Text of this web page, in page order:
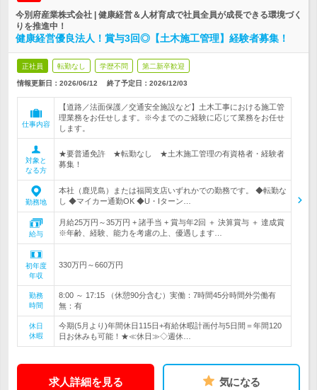
今別府産業株式会社 | 健康経営＆人材育成で社員全員が成長できる環境づく
りを推進中！
健康経営優良法人！賞与3回◎【土木施工管理】経験者募集！
正社員 転勤なし 学歴不問 第二新卒歓迎
情報更新日：2026/06/12 終了予定日： 2026/12/03
仕事内容
【道路／法面保護／交通安全施設など】土木工事における施工管
理業務をお任せします。※今までのご経験に応じて業務をお任せ
します。
対象と
なる方
★要普通免許 ★転勤なし ★土木施工管理の有資格者・経験者
募集！
勤務地
本社（鹿児島）または福岡支店いずれかでの勤務です。 ◆転勤な
し ◆マイカー通勤OK ◆U・Iターン…
給与
月給25万円～35万円 + 諸手当 + 賞与年2回 ＋ 決算賞与 ＋ 達成賞
※年齢、経験、能力を考慮の上、優遇します…
初年度
年収
330万円～660万円
勤務
時間
8:00 ～ 17:15 （休憩90分含む）実働：7時間45分時間外労働有
無：有
休日
休暇
今期(5月より)年間休日115日+有給休暇計画付与5日間＝年間120
日お休みも可能！★≪休日≫◇週休…
求人詳細を見る 気になる